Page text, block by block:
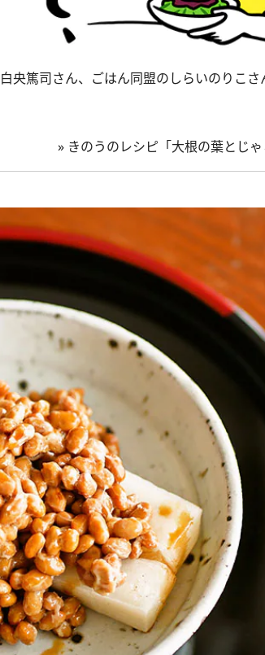
篤司さん、ごはん同盟のしらいのりこさ
» きのうのレシピ「大根の葉とじゃ